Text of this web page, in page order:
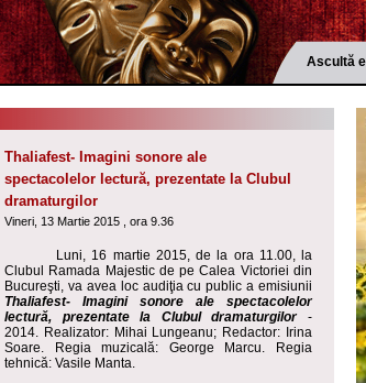
Ascultă
Thaliafest- Imagini sonore ale
spectacolelor lectură, prezentate la Clubul
dramaturgilor
Vineri, 13 Martie 2015 , ora 9.36
Luni, 16 martie 2015, de la ora 11.00, la
Clubul Ramada Majestic de pe Calea Victoriei din
Bucureşti, va avea loc audiţia cu public a emisiunii
Thaliafest- Imagini sonore ale spectacolelor
lectură, prezentate la Clubul dramaturgilor-
2014. Realizator: Mihai Lungeanu; Redactor: Irina
Soare. Regia muzicală: George Marcu. Regia
tehnică: Vasile Manta.